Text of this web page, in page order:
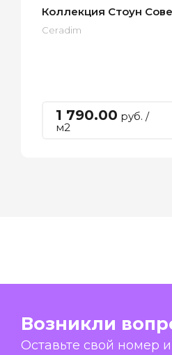
Коллекция Стоун
Ceradim
1 790.00 руб. /
м2
Возникли
Оставьте свой номер